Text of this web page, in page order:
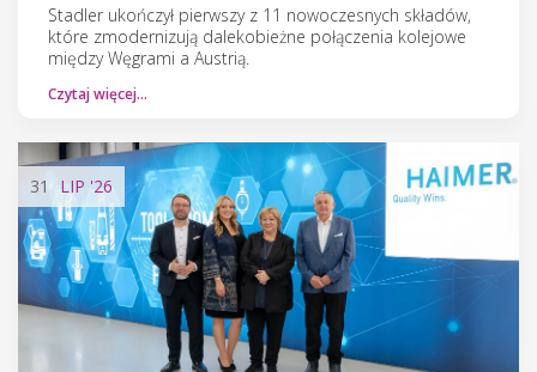
Stadler ukończył pierwszy z 11 nowoczesnych składów,
które zmodernizują dalekobieżne połączenia kolejowe
między Węgrami a Austrią.
Czytaj więcej…
31 LIP '26